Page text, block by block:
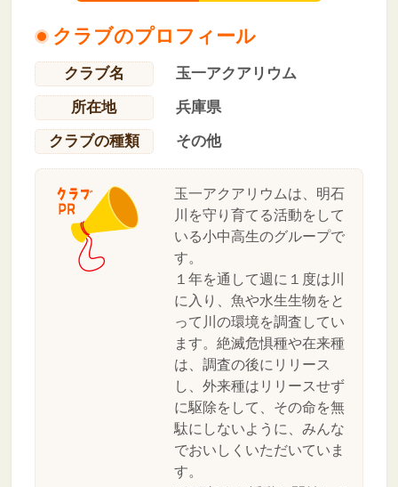
クラブのプロフィール
クラブ名
玉一アクアリウム
所在地
兵庫県
クラブの種類
その他
玉一アクアリウムは、明石
川を守り育てる活動をして
いる小中高生のグループで
す。
１年を通して週に１度は川
に入り、魚や水生生物をと
って川の環境を調査してい
ます。絶滅危惧種や在来種
は、調査の後にリリース
し、外来種はリリースせず
に駆除をして、その命を無
駄にしないように、みんな
でおいしくいただいていま
す。